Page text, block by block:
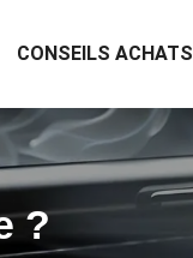
CONSEILS ACHATS
?